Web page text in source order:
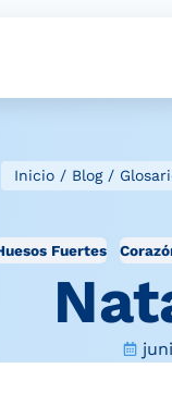
Inicio / Blog/
Fuertes